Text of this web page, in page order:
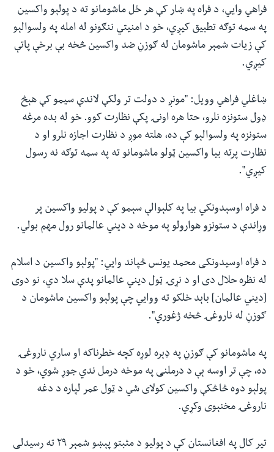
فراهي وايي، د فراه په ښار کې هر ځل ماشومانو ته د پولېو واکسین
په سمه توګه تطبیق کیږي، خو د امنیتي ننګونو له امله په ولسوالېو
کې زیات شمېر ماشومان له ګوزڼ ضد واکسین څخه بې برخې پاتې
کیږي.
ښاغلي فراهي وویل: "مونږ د دولت تر ولکې لاندې سیمو کې هېڅ
ډول ستونزه نلرو، حتا هره اونۍ پکې نظارت کوو. خو له بده مرغه
ستونزه په ولسوالېو کې ده، هلته موږ د نظارت اجازه نلرو او د
نظارت پرته بیا واکسین ټولو ماشومانو ته په سمه توګه نه رسول
کیږي".
د فراه اوسېدونکي بیا په کلېوالې سېمو کې د پولیو واکسین پر
وړاندې د ستونزو هوارولو په موخه د دیني عالمانو رول مهم بولي.
د فراه اوسیدونکی محمد یونس څپاند وايي: "پولېو واکسین د اسلام
له نظره حلال دی او د نړۍ ټول دیني عالمانو پدې سلا دي، نو دوی
[دیني عالمان] باېد خلکو ته ووایي چې پولېو واکسین ماشومان د
ګوزڼ له ناروغۍ څخه ژغوري".
په ماشومانو کې ګوزڼ په ډېره لوړه کچه خطرناکه او ساري ناروغۍ
ده، چې تر اوسه ېې د درملنی په موخه درمل ندي جوړ شوي، خو د
پولېو دوه څاڅکې واکسین کولای شي د ټول عمر لپاره د دغه
ناروغۍ مخنېوی وکړي.
تير کال په افغانستان کې د پولیو د مثبتو پېښو شمېر ۲۹ ته رسیدلی